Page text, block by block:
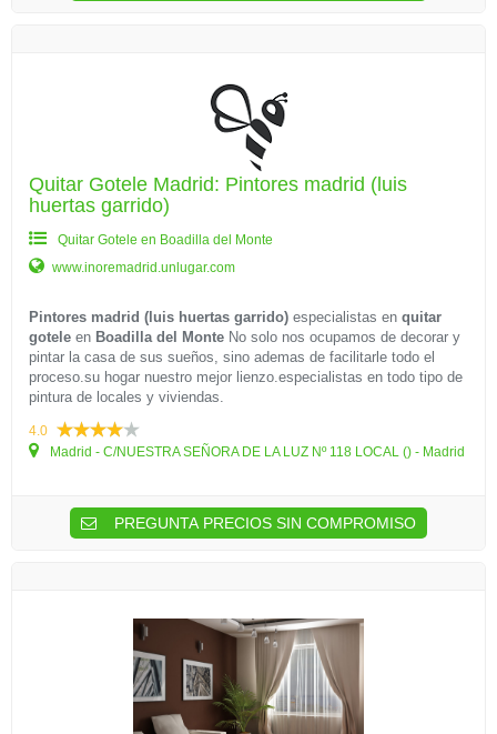
Quitar Gotele Madrid: Pintores madrid (luis
huertas garrido)
Quitar Gotele en Boadilla del Monte
www.inoremadrid.unlugar.com
Pintores madrid (luis huertas garrido) especialistas en quitar
gotele en Boadilla del Monte No solo nos ocupamos de decorar y
pintar la casa de sus sueños, sino ademas de facilitarle todo el
proceso.su hogar nuestro mejor lienzo.especialistas en todo tipo de
pintura de locales y viviendas.
4.0
Madrid - C/NUESTRA SEÑORA DE LA LUZ Nº 118 LOCAL () - Madrid
PREGUNTA PRECIOS SIN COMPROMISO